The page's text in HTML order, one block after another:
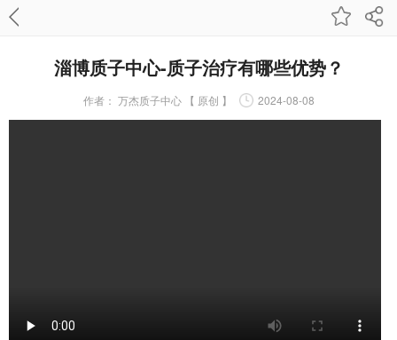
淄博质子中心-质子治疗有哪些优势？
作者： 万杰质子中心 【 原创 】 2024-08-08